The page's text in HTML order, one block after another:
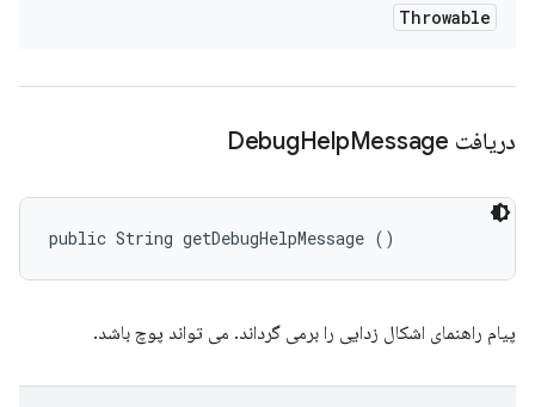
Throwable
دریافت Debug HelpMessage
public String getDebugHelpMessage ()
پیام راهنمای اشکال زدایی را برمی گرداند. می تواند پوچ باشد.